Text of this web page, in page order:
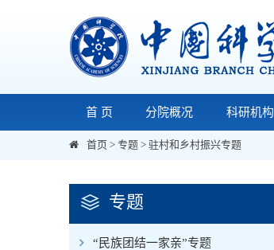
首 页 分院概况 科研机构
首页 > 专题 > 驻村和乡村振兴专题
专题
“民族团结一家亲”专题